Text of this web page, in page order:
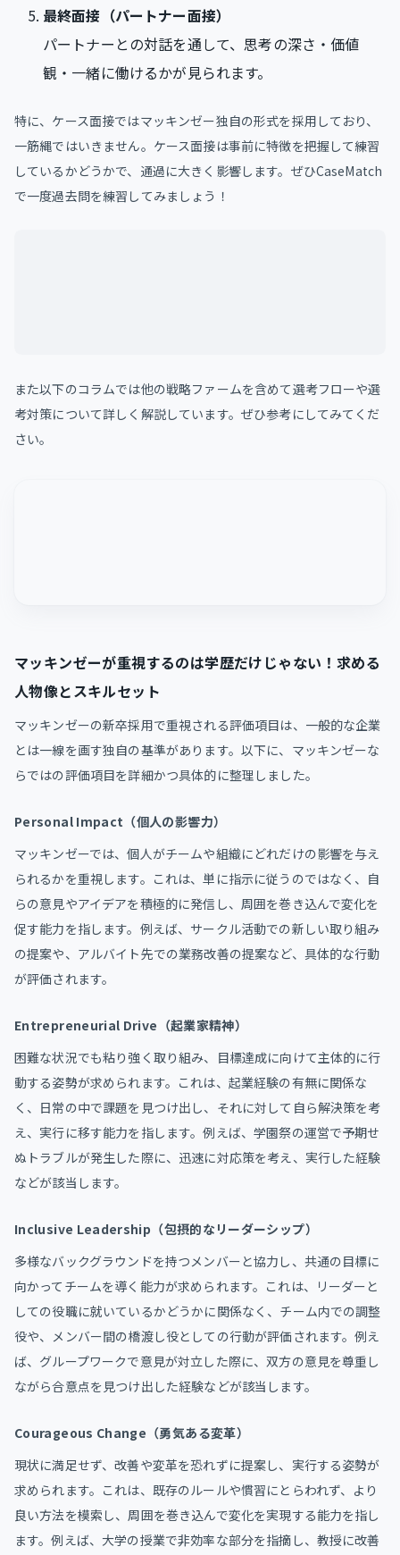
最終面接（パートナー面接）
パートナーとの対話を通して、思考の深さ・価値
観・一緒に働けるかが見られます。
特に、ケース面接ではマッキンゼー独自の形式を採用しており、
一筋縄ではいきません。ケース面接は事前に特徴を把握して練習
しているかどうかで、通過に大きく影響します。ぜひCaseMatch
で一度過去問を練習してみましょう！
また以下のコラムでは他の戦略ファームを含めて選考フローや選
考対策について詳しく解説しています。ぜひ参考にしてみてくだ
さい。
マッキンゼーが重視するのは学歴だけじゃない！求める
人物像とスキルセット
マッキンゼーの新卒採用で重視される評価項目は、一般的な企業
とは一線を画す独自の基準があります。以下に、マッキンゼーな
らではの評価項目を詳細かつ具体的に整理しました。​
Personal Impact（個人の影響力）
マッキンゼーでは、個人がチームや組織にどれだけの影響を与え
られるかを重視します。​これは、単に指示に従うのではなく、自
らの意見やアイデアを積極的に発信し、周囲を巻き込んで変化を
促す能力を指します。​例えば、サークル活動での新しい取り組み
の提案や、アルバイト先での業務改善の提案など、具体的な行動
が評価されます。​
Entrepreneurial Drive（起業家精神）
困難な状況でも粘り強く取り組み、目標達成に向けて主体的に行
動する姿勢が求められます。​これは、起業経験の有無に関係な
く、日常の中で課題を見つけ出し、それに対して自ら解決策を考
え、実行に移す能力を指します。​例えば、学園祭の運営で予期せ
ぬトラブルが発生した際に、迅速に対応策を考え、実行した経験
などが該当します。​
Inclusive Leadership（包摂的なリーダーシップ）
多様なバックグラウンドを持つメンバーと協力し、共通の目標に
向かってチームを導く能力が求められます。​これは、リーダーと
しての役職に就いているかどうかに関係なく、チーム内での調整
役や、メンバー間の橋渡し役としての行動が評価されます。​例え
ば、グループワークで意見が対立した際に、双方の意見を尊重し
ながら合意点を見つけ出した経験などが該当します。​
Courageous Change（勇気ある変革）
現状に満足せず、改善や変革を恐れずに提案し、実行する姿勢が
求められます。​これは、既存のルールや慣習にとらわれず、より
良い方法を模索し、周囲を巻き込んで変化を実現する能力を指し
ます。​例えば、大学の授業で非効率な部分を指摘し、教授に改善